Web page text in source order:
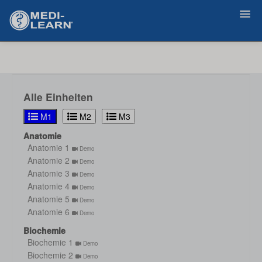
Alle Einheiten
M1 M2
M3
Anatomie
Anatomie 1
Demo
Anatomie 2 Demo
Anatomie 3 Demo
Anatomie 4 Demo
Anatomie 5 Demo
Anatomie 6 Demo
Biochemie
Biochemie 1
Demo
Biochemie 2 Demo